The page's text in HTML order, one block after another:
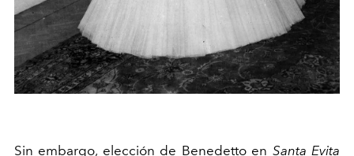
Sin embargo, elección de Benedetto en Santa Evita